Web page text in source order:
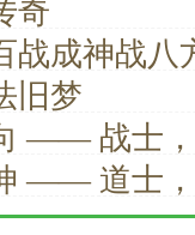
奇
战成神战八
旧梦
—— 战士
—— 道士